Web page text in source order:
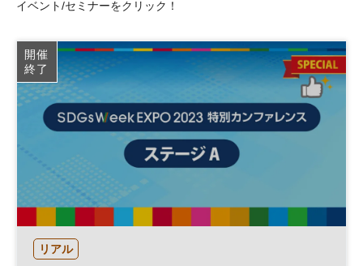
イベント/セミナーをクリック！
開催
終了
リアル